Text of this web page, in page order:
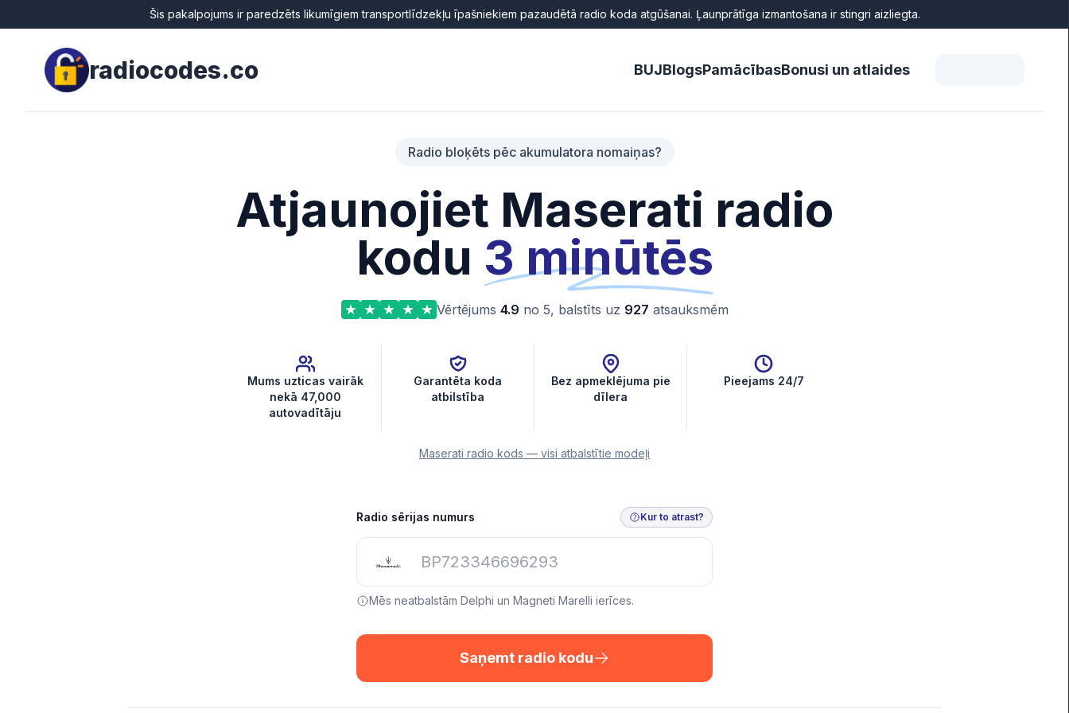
Šis pakalpojums ir paredzēts likumīgiem transportlīdzekļu īpašniekiem pazaudētā radio koda atgūšanai. Ļaunprātīga izmantošana ir stingri aizliegta.
radiocodes.co BUJBlogsPamācībasBonusi un atlaides
Radio bloķēts pēc akumulatora nomaiņas?
Atjaunojiet Maserati radio
kodu 3 minūtēs
Vērtējums 4.9 no 5, balstīts uz 927 atsauksmēm
Mums uzticas vairāk
nekā 47,000
autovadītāju
Garantēta koda
atbilstība
Bez apmeklējuma pie
dīlera
Pieejams 24/7
Maserati radio kods — visi atbalstītie modeļi
Radio sērijas numurs Kur to atrast?
Mēs neatbalstām Delphi un Magneti Marelli ierīces.
Saņemt radio kodu